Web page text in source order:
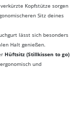
Kopfstütze sorgen
Sitz deines
lässt sich besonders
Halt genießen.
Hüftsitz (Stillkissen to go)
und